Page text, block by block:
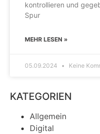
kontrollieren und
Spur
MEHR LESEN »
05.09.2024 Keine
KATEGORIEN
Allgemein
Digital